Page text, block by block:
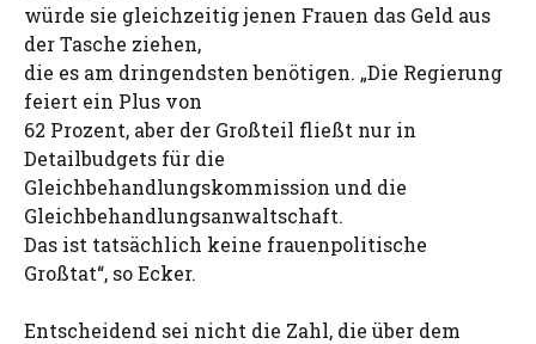
würde sie gleichzeitig jenen Frauen das Geld aus
der Tasche ziehen,
die es am dringendsten benötigen. „Die Regierung
feiert ein Plus von
62 Prozent, aber der Großteil fließt nur in
Detailbudgets für die
Gleichbehandlungskommission und die
Gleichbehandlungsanwaltschaft.
Das ist tatsächlich keine frauenpolitische
Großtat“, so Ecker.
Entscheidend sei nicht die Zahl, die über dem